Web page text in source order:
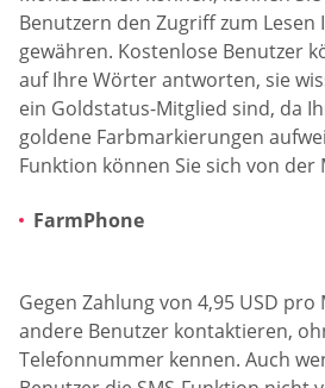
Benutzern den Zugriff zum
gewähren. Kostenlose Benutzer
auf Ihre Wörter antworten, sie
ein Goldstatus-Mitglied sind, da
goldene Farbmarkierungen
Funktion können Sie sich von der
FarmPhone
Gegen Zahlung von 4,95 USD
andere Benutzer kontaktieren,
Telefonnummer kennen. Auch